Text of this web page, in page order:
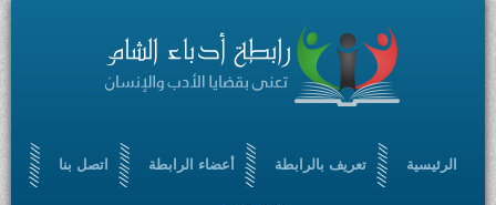
الرئيسية تعريف بالرابطة أعضاء الرابطة اتصل بنا